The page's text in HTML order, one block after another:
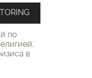
по
в